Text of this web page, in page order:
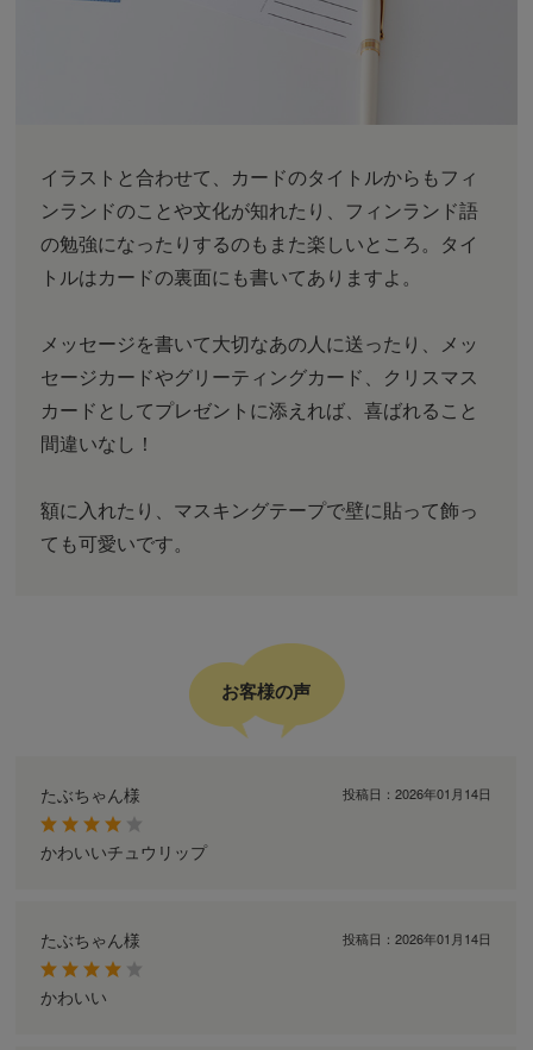
イラストと合わせて、カードのタイトルからもフィ
ンランドのことや文化が知れたり、フィンランド語
の勉強になったりするのもまた楽しいところ。タイ
トルはカードの裏面にも書いてありますよ。
メッセージを書いて大切なあの人に送ったり、メッ
セージカードやグリーティングカード、クリスマス
カードとしてプレゼントに添えれば、喜ばれること
間違いなし！
額に入れたり、マスキングテープで壁に貼って飾っ
ても可愛いです。
お客様の声
たぶちゃん様 投稿日：2026年01月14日
かわいいチュウリップ
たぶちゃん様 投稿日：2026年01月14日
かわいい